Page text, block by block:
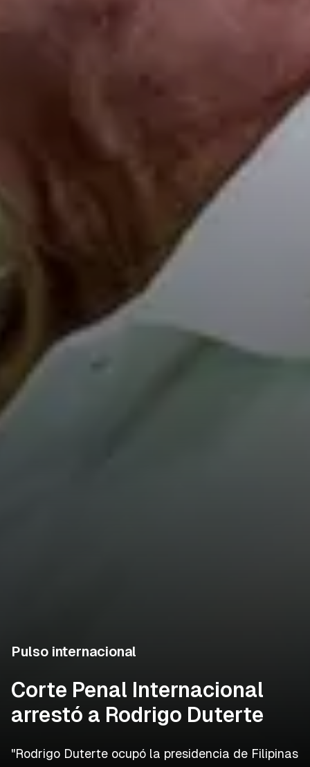
Pulso internacional
Corte Penal Internacional
arrestó a Rodrigo Duterte
"Rodrigo Duterte ocupó la presidencia de Filipinas